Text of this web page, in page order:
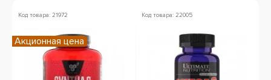
Код товара: 21972
Акционная цена
Код товара: 22005